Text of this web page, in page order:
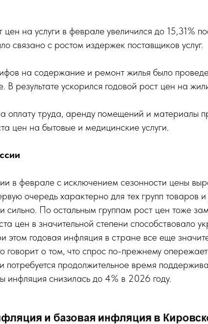
цен на услуги в феврале увеличился до 15,31%
связано с ростом издержек поставщиков услуг.
на содержание и ремонт жилья было
В результате ускорился годовой рост цен на
оплату труда, аренду помещений и материалы
цен на бытовые и медицинские услуги.
в феврале с исключением сезонности цены
очередь характерно для тех групп товаров
сильно. По остальным группам рост цен тоже
цен в значительной степени способствовало
этом годовая инфляция в стране все еще
говорит о том, что спрос по-прежнему
потребуется продолжительное время
инфляция снизилась до 4% в 2026 году.